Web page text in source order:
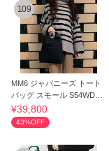
109
MM6 ジャパニーズ トート
バッグ スモール S54WD00
43 P6414
¥39,800
43%OFF